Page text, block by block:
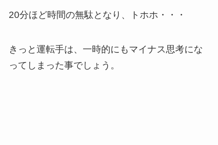
20分ほど時間の無駄となり、トホホ・・・
きっと運転手は、一時的にもマイナス思考にな
ってしまった事でしょう。